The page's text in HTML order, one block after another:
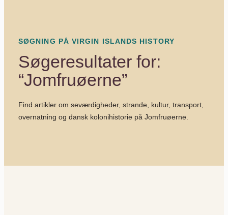
SØGNING PÅ VIRGIN ISLANDS HISTORY
Søgeresultater for:
“Jomfruøerne”
Find artikler om seværdigheder, strande, kultur, transport,
overnatning og dansk kolonihistorie på Jomfruøerne.